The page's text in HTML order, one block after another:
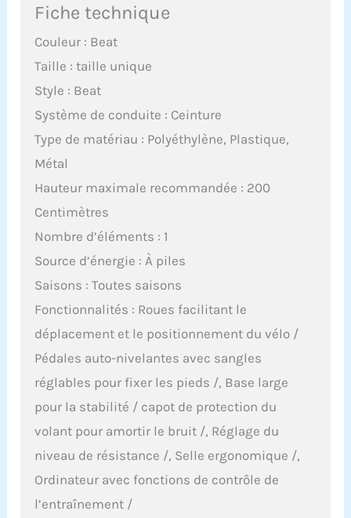
Fiche technique
Couleur : Beat
Taille : taille unique
Style : Beat
Système de conduite : Ceinture
Type de matériau : Polyéthylène, Plastique,
Métal
Hauteur maximale recommandée : 200
Centimètres
Nombre d’éléments : 1
Source d’énergie : À piles
Saisons : Toutes saisons
Fonctionnalités : Roues facilitant le
déplacement et le positionnement du vélo /
Pédales auto-nivelantes avec sangles
réglables pour fixer les pieds /, Base large
pour la stabilité / capot de protection du
volant pour amortir le bruit /, Réglage du
niveau de résistance /, Selle ergonomique /,
Ordinateur avec fonctions de contrôle de
l’entraînement /